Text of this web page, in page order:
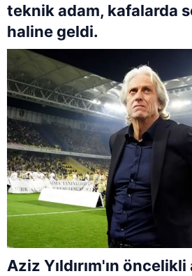
teknik adam, kafalarda
haline geldi.
Aziz Yıldırım'ın